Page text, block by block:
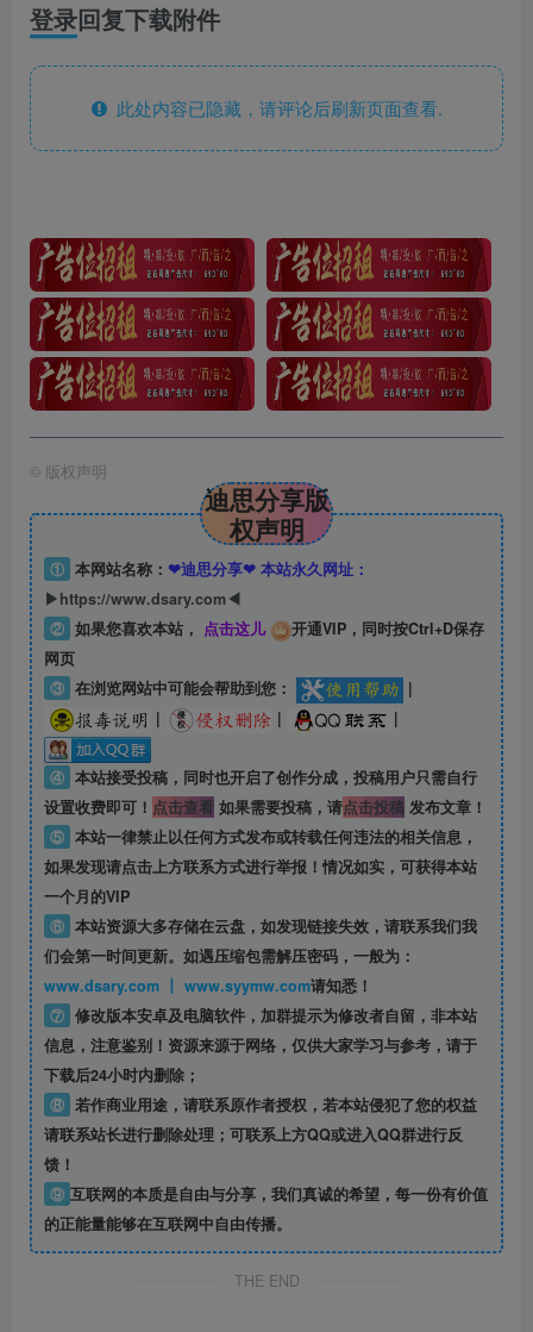
登录回复下载附件
此处内容已隐藏，请评论后刷新页面查看.
© 版权声明
迪思分享版
权声明
① 本网站名称： ❤迪思分享❤ 本站永久网址：
▶https://www.dsary.com◀
② 如果您喜欢本站， 点击这儿
开通VIP，同时按Ctrl+D保存
网页
③ 在浏览网站中可能会帮助到您：
|
|
| |
④ 本站接受投稿，同时也开启了创作分成，投稿用户只需自行
设置收费即可！ 点击查看如果需要投稿，请点击投稿发布文章！
⑤ 本站一律禁止以任何方式发布或转载任何违法的相关信息，
如果发现请点击上方联系方式进行举报！情况如实，可获得本站
一个月的VIP
⑥ 本站资源大多存储在云盘，如发现链接失效，请联系我们我
们会第一时间更新。如遇压缩包需解压密码，一般为：
www.dsary.com 丨 www.syymw.com请知悉！
⑦ 修改版本安卓及电脑软件，加群提示为修改者自留， 非本站
信息，注意鉴别！资源来源于网络，仅供大家学习与参考，请于
下载后24小时内删除；
⑧ 若作商业用途，请联系原作者授权，若本站侵犯了您的权益
请联系站长进行删除处理；可联系上方QQ或进入QQ群进行反
馈！
⑨ 互联网的本质是自由与分享，我们真诚的希望，每一份有价值
的正能量能够在互联网中自由传播。
THE END